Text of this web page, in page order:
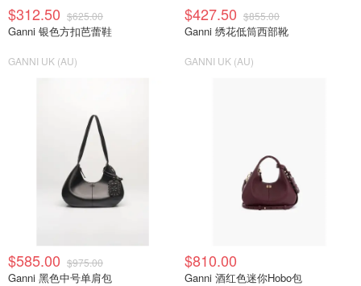
$312.50 $625.00
Ganni 银色方扣芭蕾鞋
GANNI UK (AU)
$427.50 $855.00
Ganni 绣花低筒西部靴
GANNI UK (AU)
$585.00 $975.00
Ganni 黑色中号单肩包
$810.00
Ganni 酒红色迷你Hobo包